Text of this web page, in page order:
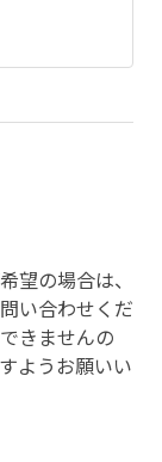
望の場合は、
い合わせくだ
きませんの
ようお願いい